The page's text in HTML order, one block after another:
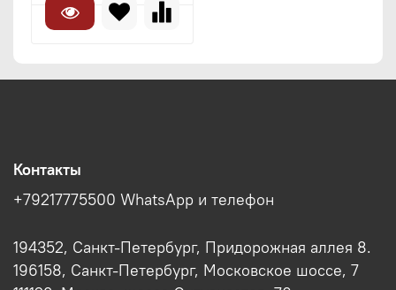
Контакты
+79217775500 WhatsApp и телефон
194352, Санкт-Петербург, Придорожная аллея 8.
196158, Санкт-Петербург, Московское шоссе, 7